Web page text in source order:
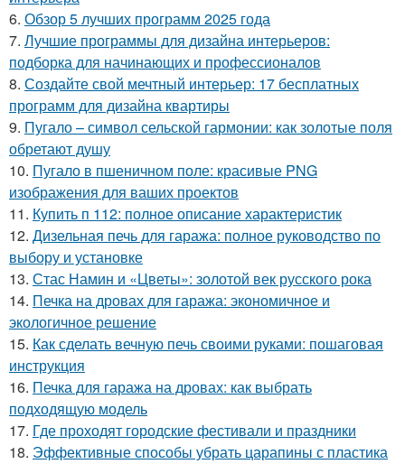
6. Обзор 5 лучших программ 2025 года
7. Лучшие программы для дизайна интерьеров:
подборка для начинающих и профессионалов
8. Создайте свой мечтный интерьер: 17 бесплатных
программ для дизайна квартиры
9. Пугало – символ сельской гармонии: как золотые поля
обретают душу
10. Пугало в пшеничном поле: красивые PNG
изображения для ваших проектов
11. Купить п 112: полное описание характеристик
12. Дизельная печь для гаража: полное руководство по
выбору и установке
13. Стас Намин и «Цветы»: золотой век русского рока
14. Печка на дровах для гаража: экономичное и
экологичное решение
15. Как сделать вечную печь своими руками: пошаговая
инструкция
16. Печка для гаража на дровах: как выбрать
подходящую модель
17. Где проходят городские фестивали и праздники
18. Эффективные способы убрать царапины с пластика